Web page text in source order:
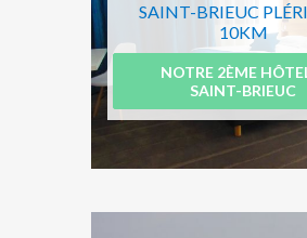
SAINT-BRIEUC
10KM
NOTRE 2ÈME
SAINT-BRIEUC